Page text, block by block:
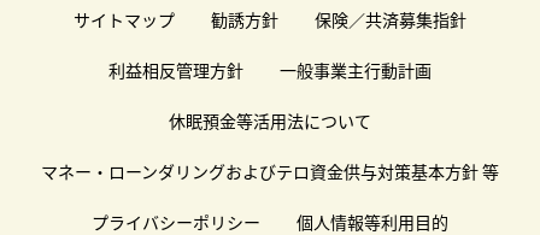
サイトマップ 勧誘方針 保険／共済募集指針
利益相反管理方針 一般事業主行動計画
休眠預金等活用法について
マネー・ローンダリングおよびテロ資金供与対策基本方針 等
プライバシーポリシー 個人情報等利用目的